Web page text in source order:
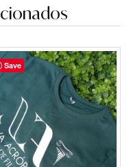
Save